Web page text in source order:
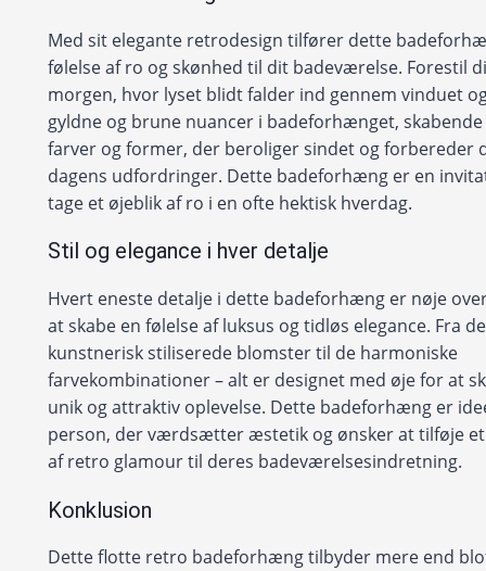
Med sit elegante retrodesign tilfører dette
følelse af ro og skønhed til dit badeværelse. Forestil
morgen, hvor lyset blidt falder ind gennem vinduet
gyldne og brune nuancer i badeforhænget,
farver og former, der beroliger sindet og forbereder
dagens udfordringer. Dette badeforhæng er en
tage et øjeblik af ro i en ofte hektisk hverdag.
Stil og elegance i hver detalje
Hvert eneste detalje i dette badeforhæng er nøje
at skabe en følelse af luksus og tidløs elegance. Fra de
kunstnerisk stiliserede blomster til de harmoniske
farvekombinationer – alt er designet med øje for at
unik og attraktiv oplevelse. Dette badeforhæng er
person, der værdsætter æstetik og ønsker at tilføje
af retro glamour til deres badeværelsesindretning.
Konklusion
Dette flotte retro badeforhæng tilbyder mere end